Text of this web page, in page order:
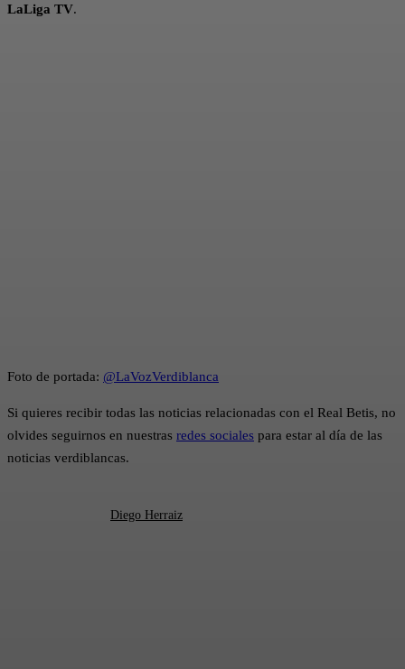
LaLiga TV.
Foto de portada: @LaVozVerdiblanca
Si quieres recibir todas las noticias relacionadas con el Real Betis, no
olvides seguirnos en nuestras redes sociales para estar al día de las
noticias verdiblancas.
Diego Herraiz